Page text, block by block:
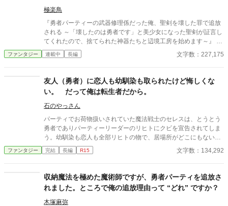
た聖剣が証言してくれたので、捨てられた
極楽鳥
『勇者パーティーの武器修理係だった俺、聖剣を壊した罪で追放
される ～「壊したのは勇者です」と美少女になった聖剣が証言し
てくれたので、捨てられた神器たちと辺境工房を始めます～』 あ
らすじ 勇者パーティーの武器修理係ラウルは、戦えない無能とし
て仲間から見下されていた。 ある日、ラウルの警告を無視した勇
ウルだった。 報酬も名誉も奪われ、パーティーを追放されたラウ
ルは、処分されることになった聖剣だけを引き取って辺境へ向か
う。 廃村の鍛冶場で折れた聖剣を修理すると、まばゆい光の中か
ら銀髪の美しい女性が現れた。 「わたしを壊したのは勇者です。
そして、あなたこそがわたしの主です」 ラウルの外れ技能【原型
復元】には、壊れた神器を本来の姿へ戻す力があった。 聖剣、神
盾、魔導鎧、古代要塞――。 捨てられた神器を直すたび、最強の
美少女が仲間になっていく。 これは無能扱いされた修理師が、愛
の重い神器たちと辺境工房を築き、やがて壊れかけた世界まで修
ファンタジー 連載中 長編 文字数：227,175
友人（勇者）に恋人も幼馴染も取られたけど悔しくな
い。 だって俺は転生者だから。
石のやっさん
パーティでお荷物扱いされていた魔法戦士のセレスは、とうとう
勇者でありパーティーリーダーのリヒトにクビを宣告されてしま
う。幼馴染も恋人も全部リヒトの物で、居場所がどこにもない状
態だった。 だが、此の状態は彼にとっては『本当の幸せ』を掴む
事に必要だった 何故なら、彼は『転生者』だから… 今度は違う切
いますが2話からは、かなり変わります。 こうご期待。
ファンタジー 完結 長編 R15 文字数：134,292
収納魔法を極めた魔術師ですが、勇者パーティを追放さ
れました。ところで俺の追放理由って “どれ” ですか？
木塚麻弥